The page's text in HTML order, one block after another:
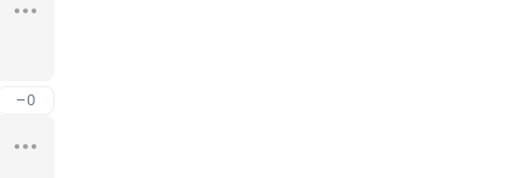
–0